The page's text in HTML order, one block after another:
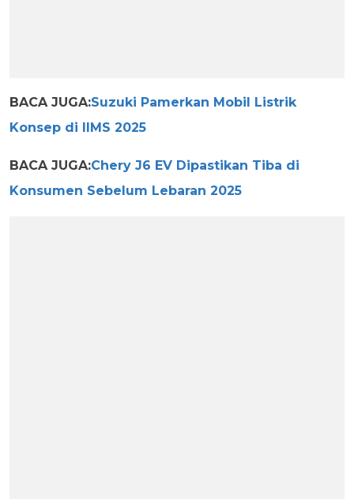
BACA JUGA:Suzuki Pamerkan Mobil Listrik
Konsep di IIMS 2025
BACA JUGA:Chery J6 EV Dipastikan Tiba di
Konsumen Sebelum Lebaran 2025